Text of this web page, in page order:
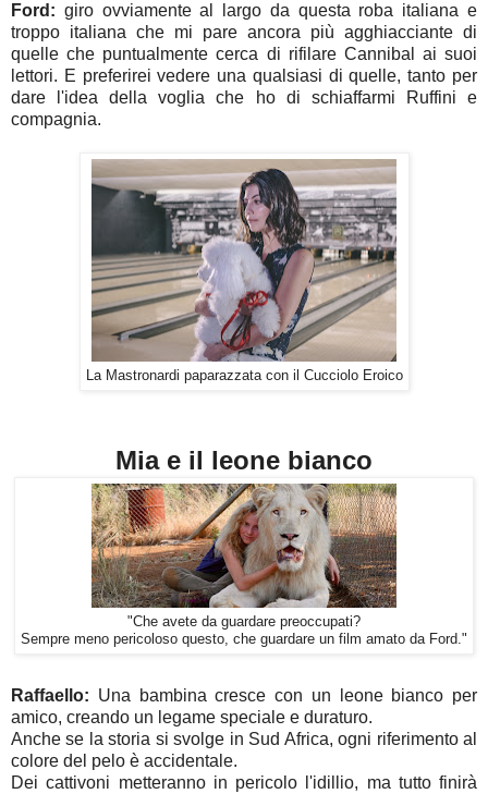
Ford: giro ovviamente al largo da questa roba italiana e
troppo italiana che mi pare ancora più agghiacciante di
quelle che puntualmente cerca di rifilare Cannibal ai suoi
lettori. E preferirei vedere una qualsiasi di quelle, tanto per
dare l'idea della voglia che ho di schiaffarmi Ruffini e
compagnia.
La Mastronardi paparazzata con il Cucciolo Eroico
Mia e il leone bianco
"Che avete da guardare preoccupati?
Sempre meno pericoloso questo, che guardare un film amato da Ford."
Raffaello: Una bambina cresce con un leone bianco per
amico, creando un legame speciale e duraturo.
Anche se la storia si svolge in Sud Africa, ogni riferimento al
colore del pelo è accidentale.
Dei cattivoni metteranno in pericolo l'idillio, ma tutto finirà